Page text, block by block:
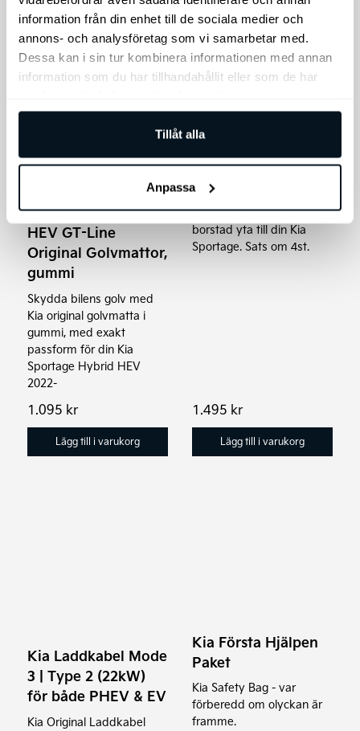
information från din enhet till de sociala medier och
annons- och analysföretag som vi samarbetar med.
Dessa kan i sin tur kombinera informationen med annan
information som du har tillhandahållit eller som de har
Tillåt alla
Anpassa
Kia Sportage Hybrid
HEV GT-Line
Original Golvmattor,
gummi
Skydda bilens golv med
Kia original golvmatta i
gummi, med exakt
passform för din Kia
Sportage Hybrid HEV
2022-
1.095 kr
Lägg till i varukorg
Kia Sportage,
borstad stål
Modellanpassade
instegslister i stål med en
borstad yta till din Kia
Sportage. Sats om 4st.
1.495 kr
Lägg till i varukorg
Kia Laddkabel Mode
3 | Type 2 (22kW)
för både PHEV & EV
Kia Original Laddkabel
De
olika
alternativen
Kia Första Hjälpen
Paket
Kia Safety Bag - var
förberedd om olyckan är
framme.